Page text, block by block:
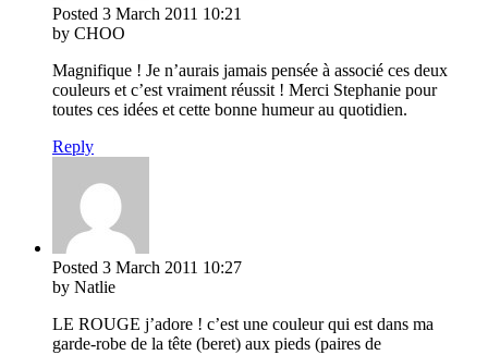
Posted 3 March 2011 10:21
by CHOO
Magnifique ! Je n’aurais jamais pensée à associé ces deux
couleurs et c’est vraiment réussit ! Merci Stephanie pour
toutes ces idées et cette bonne humeur au quotidien.
Reply
Posted 3 March 2011 10:27
by Natlie
LE ROUGE j’adore ! c’est une couleur qui est dans ma
garde-robe de la tête (beret) aux pieds (paires de